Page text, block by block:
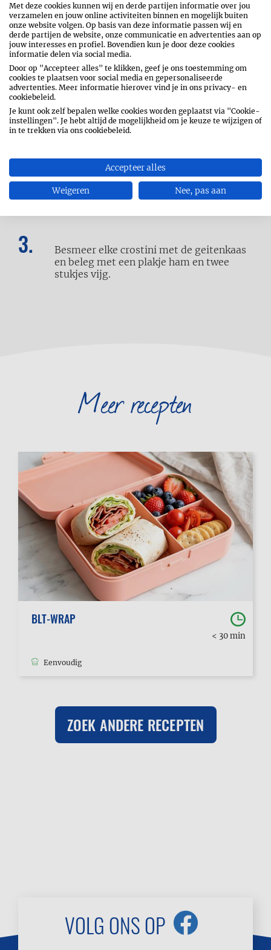
Verwarm de oven voor op 200 °C. Snij het
stokbrood in 8 dunne sneetjes en bestrijk
ze met een beetje olijfolie. Leg ze op een
met bakpapier beklede bakplaat en zet
een vijftal minuten in de oven tot ze mooi
goudbruin zijn.
Roer de geitenkaas los. Snij de vijgen in
kwartjes. Halveer de plakjes ham.
Besmeer elke crostini met de geitenkaas
en beleg met een plakje ham en twee
stukjes vijg.
Meer recepten
BLT-WRAP
< 30 min
Eenvoudig
ZOEK ANDERE RECEPTEN
VOLG ONS OP
Met deze cookies kunnen wij en derde partijen informatie over jou
verzamelen en jouw online activiteiten binnen en mogelijk buiten
onze website volgen. Op basis van deze informatie passen wij en
derde partijen de website, onze communicatie en advertenties aan op
jouw interesses en profiel. Bovendien kun je door deze cookies
informatie delen via social media.
Door op "Accepteer alles" te klikken, geef je ons toestemming om
cookies te plaatsen voor social media en gepersonaliseerde
advertenties. Meer informatie hierover vind je in ons privacy- en
cookiebeleid.
Je kunt ook zelf bepalen welke cookies worden geplaatst via "Cookie-
instellingen". Je hebt altijd de mogelijkheid om je keuze te wijzigen of
in te trekken via ons cookiebeleid.
Accepteer alles
Weigeren Nee, pas aan